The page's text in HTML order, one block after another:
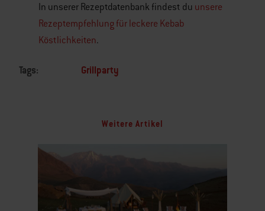
In unserer Rezeptdatenbank findest du unsere
Rezeptempfehlung für leckere Kebab
Köstlichkeiten.
Tags: Grillparty
Weitere Artikel